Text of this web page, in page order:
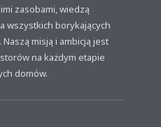
zasobami, wiedzą
wszystkich borykających
misją i ambicją jest
na każdym etapie
domów.